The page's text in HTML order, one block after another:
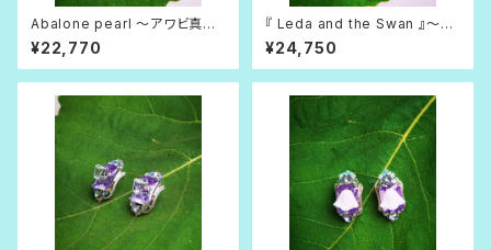
Abalone pearl 〜アワビ真
珠〜
¥22,770
『 Leda and the Swan 』〜レ
ダと白鳥〜
¥24,750